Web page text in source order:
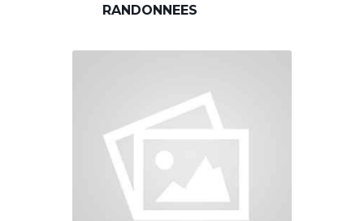
RANDONNEES